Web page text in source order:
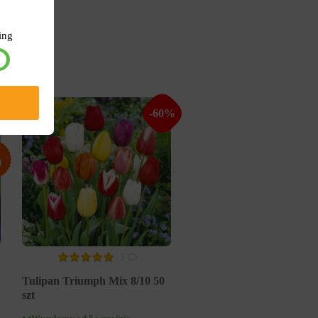
-60%
Tulipan Triumph Mix 8/10 50
szt